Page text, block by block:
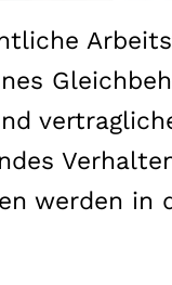
werden in